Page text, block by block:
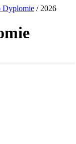
Dyplomie / 2026